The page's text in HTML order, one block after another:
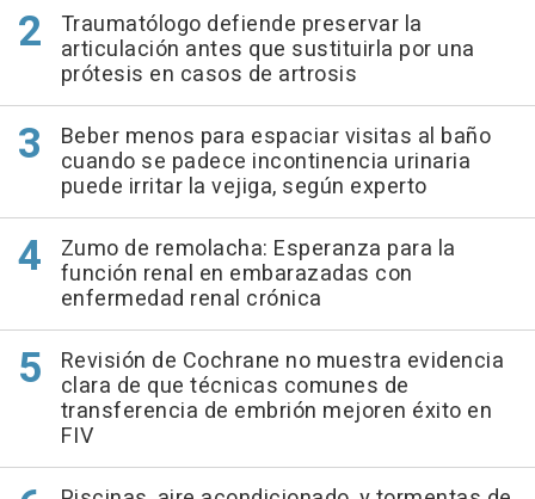
Traumatólogo defiende preservar la
articulación antes que sustituirla por una
prótesis en casos de artrosis
Beber menos para espaciar visitas al baño
cuando se padece incontinencia urinaria
puede irritar la vejiga, según experto
Zumo de remolacha: Esperanza para la
función renal en embarazadas con
enfermedad renal crónica
Revisión de Cochrane no muestra evidencia
clara de que técnicas comunes de
transferencia de embrión mejoren éxito en
FIV